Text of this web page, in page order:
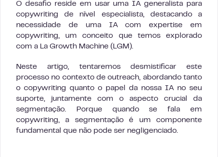
O desafio reside em usar uma IA generalista para
copywriting de nível especialista, destacando a
necessidade de uma IA com expertise em
copywriting, um conceito que temos explorado
com a La Growth Machine (LGM).
Neste artigo, tentaremos desmistificar este
processo no contexto de outreach, abordando tanto
o copywriting quanto o papel da nossa IA no seu
suporte, juntamente com o aspecto crucial da
segmentação. Porque quando se fala em
copywriting, a segmentação é um componente
fundamental que não pode ser negligenciado.